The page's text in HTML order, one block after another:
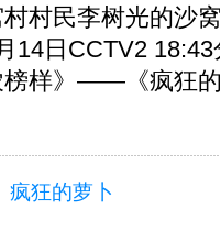
村民李树光的沙
14日CCTV2
榜样》——《疯狂
疯狂的萝卜